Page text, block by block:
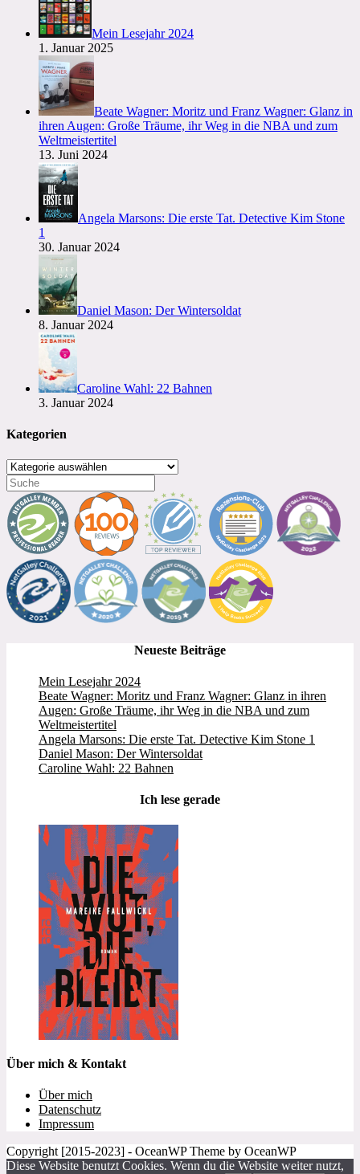
Mein Lesejahr 2024
1. Januar 2025
Beate Wagner: Moritz und Franz Wagner: Glanz in
ihren Augen: Große Träume, ihr Weg in die NBA und zum
Weltmeistertitel
13. Juni 2024
Angela Marsons: Die erste Tat. Detective Kim Stone
1
30. Januar 2024
Daniel Mason: Der Wintersoldat
8. Januar 2024
Caroline Wahl: 22 Bahnen
3. Januar 2024
Kategorien
Kategorien
Neueste Beiträge
Mein Lesejahr 2024
Beate Wagner: Moritz und Franz Wagner: Glanz in ihren
Augen: Große Träume, ihr Weg in die NBA und zum
Weltmeistertitel
Angela Marsons: Die erste Tat. Detective Kim Stone 1
Daniel Mason: Der Wintersoldat
Caroline Wahl: 22 Bahnen
Ich lese gerade
Über mich & Kontakt
Über mich
Datenschutz
Impressum
Copyright [2015-2023] - OceanWP Theme by OceanWP
Diese Website benutzt Cookies. Wenn du die Website weiter nutzt,